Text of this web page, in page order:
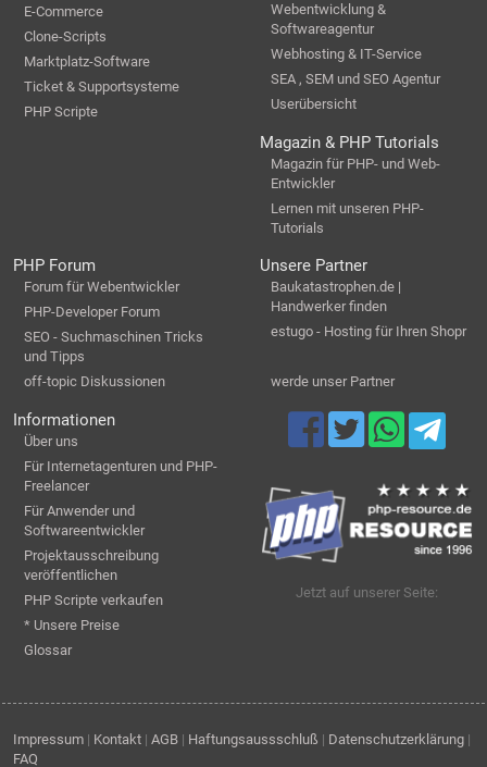
E-Commerce
Clone-Scripts
Marktplatz-Software
Ticket & Supportsysteme
PHP Scripte
Webentwicklung &
Softwareagentur
Webhosting & IT-Service
SEA , SEM und SEO Agentur
Userübersicht
Magazin & PHP Tutorials
Magazin für PHP- und Web-
Entwickler
Lernen mit unseren PHP-
Tutorials
PHP Forum
Forum für Webentwickler
PHP-Developer Forum
SEO - Suchmaschinen Tricks
und Tipps
off-topic Diskussionen
Unsere Partner
Baukatastrophen.de |
Handwerker finden
estugo - Hosting für Ihren Shopr
werde unser Partner
Informationen
Über uns
Für Internetagenturen und PHP-
Freelancer
Für Anwender und
Softwareentwickler
Projektausschreibung
veröffentlichen
PHP Scripte verkaufen
* Unsere Preise
Glossar
Jetzt auf unserer Seite:
Impressum | Kontakt | AGB | Haftungsaussschluß | Datenschutzerklärung |
FAQ